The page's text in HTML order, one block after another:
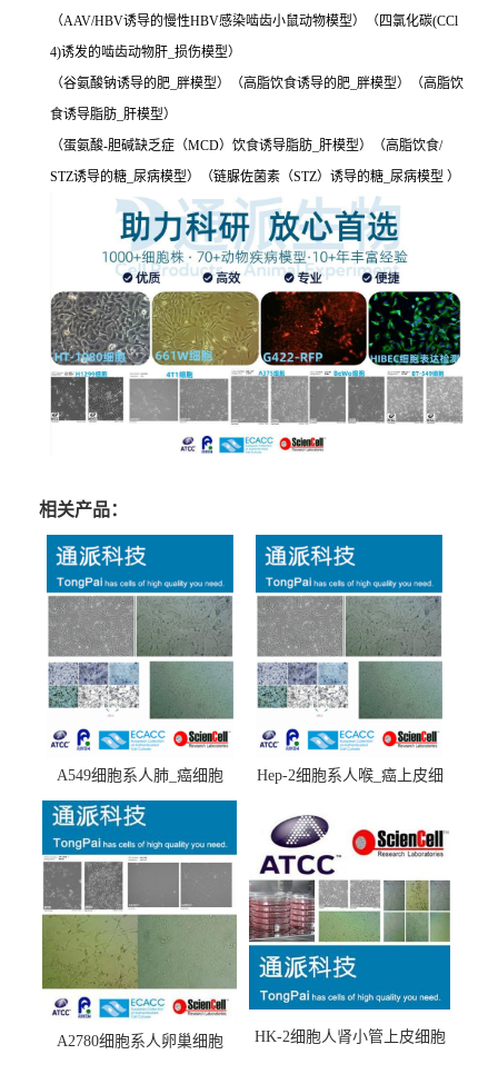
（AAV/HBV诱导的慢性HBV感染啮齿小鼠动物模型）（四氯化碳(CCl
4)诱发的啮齿动物肝_损伤模型）
（谷氨酸钠诱导的肥_胖模型）（高脂饮食诱导的肥_胖模型）（高脂饮
食诱导脂肪_肝模型）
（蛋氨酸-胆碱缺乏症（MCD）饮食诱导脂肪_肝模型）（高脂饮食/
STZ诱导的糖_尿病模型）（链脲佐菌素（STZ）诱导的糖_尿病模型 ）
相关产品：
A549细胞系人肺_癌细胞
(A549细胞)
Hep-2细胞系人喉_癌上皮细
A2780细胞系人卵巢细胞
HK-2细胞人肾小管上皮细胞